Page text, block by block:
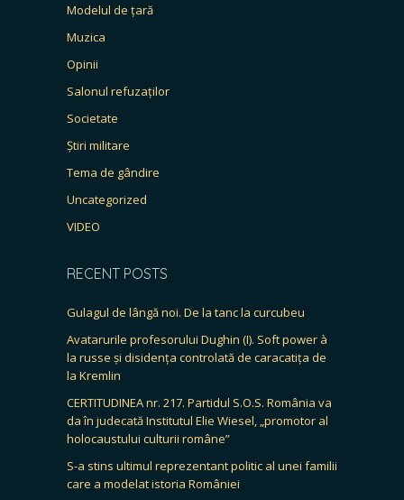
Modelul de țară
Muzica
Opinii
Salonul refuzaților
Societate
Știri militare
Tema de gândire
Uncategorized
VIDEO
RECENT POSTS
Gulagul de lângă noi. De la tanc la curcubeu
Avatarurile profesorului Dughin (I). Soft power à
la russe și disidența controlată de caracatița de
la Kremlin
CERTITUDINEA nr. 217. Partidul S.O.S. România va
da în judecată Institutul Elie Wiesel, „promotor al
holocaustului culturii române”
S-a stins ultimul reprezentant politic al unei familii
care a modelat istoria României